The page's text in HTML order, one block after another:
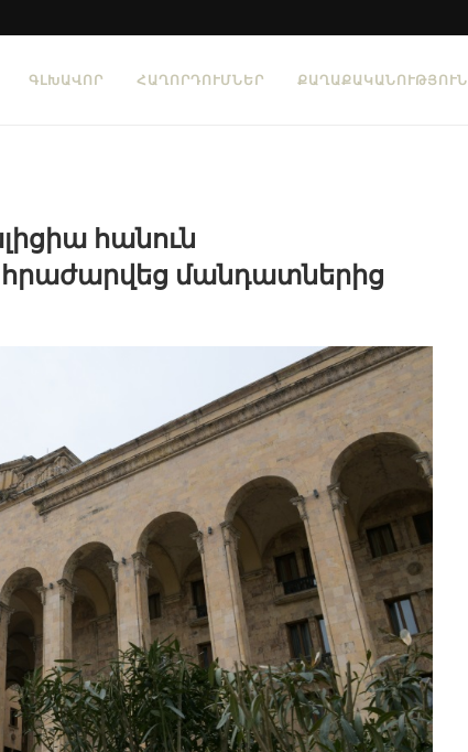
ԳԼԽԱՎՈՐ ՀԱՂՈՐԴՈՒՄՆԵՐ ՔԱՂԱՔԱԿԱՆՈՒԹՅՈՒՆ
հանուն
հրաժարվեց մանդատներից